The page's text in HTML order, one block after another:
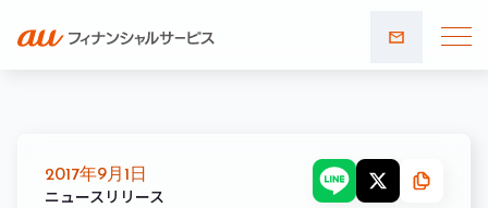
合わせ
2017年9月1日
ニュースリリース